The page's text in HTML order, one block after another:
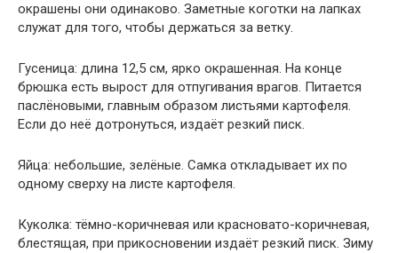
окрашены они одинаково. Заметные коготки на лапках
служат для того, чтобы держаться за ветку.
Гусеница: длина 12,5 см, ярко окрашенная. На конце
брюшка есть вырост для отпугивания врагов. Питается
паслёновыми, главным образом листьями картофеля.
Если до неё дотронуться, издаёт резкий писк.
Яйца: небольшие, зелёные. Самка откладывает их по
одному сверху на листе картофеля.
Куколка: тёмно-коричневая или красновато-коричневая,
блестящая, при прикосновении издаёт резкий писк. Зиму